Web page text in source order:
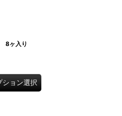
8ヶ入り
ション選択